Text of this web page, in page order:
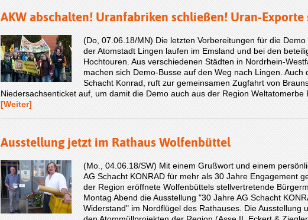
AKW abschalten! Uranfabriken schließen! Uran-Exporte
(Do, 07.06.18/MN) Die letzten Vorbereitungen für die
der Atomstadt Lingen laufen im Emsland und bei den
Hochtouren. Aus verschiedenen Städten in Nordrhein-
machen sich Demo-Busse auf den Weg nach Lingen. Auch
Schacht Konrad, ruft zur gemeinsamen Zugfahrt von
Niedersachsenticket auf, um damit die Demo auch aus der Region Weltatomerbe
[Weiter]
Ausstellung jetzt im Rathaus Wolfenbüttel
(Mo., 04.06.18/SW) Mit einem Grußwort und einem
AG Schacht KONRAD für mehr als 30 Jahre Engagement
der Region eröffnete Wolfenbüttels stellvertretende
Montag Abend die Ausstellung "30 Jahre AG Schacht
Widerstand" im Nordflügel des Rathauses. Die Ausstellung